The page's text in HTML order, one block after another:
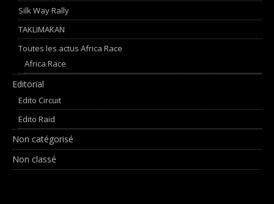
Silk Way Rally
TAKLIMAKAN
Toutes les actus Africa Race
Africa Race
Editorial
Edito Circuit
Edito Raid
Non catégorisé
Non classé